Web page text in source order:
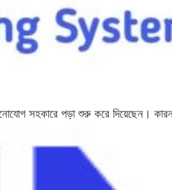
সহকারে পড়া শুরু করে দিয়েছেন।